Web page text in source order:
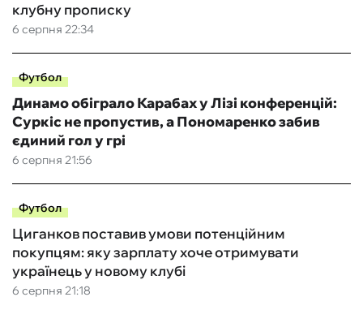
6 серпня 22:34
клубну прописку
Футбол
6 серпня 21:56
Динамо обіграло Карабах у Лізі конференцій:
Суркіс не пропустив, а Пономаренко забив
єдиний гол у грі
Футбол
6 серпня 21:18
Циганков поставив умови потенційним
покупцям: яку зарплату хоче отримувати
українець у новому клубі